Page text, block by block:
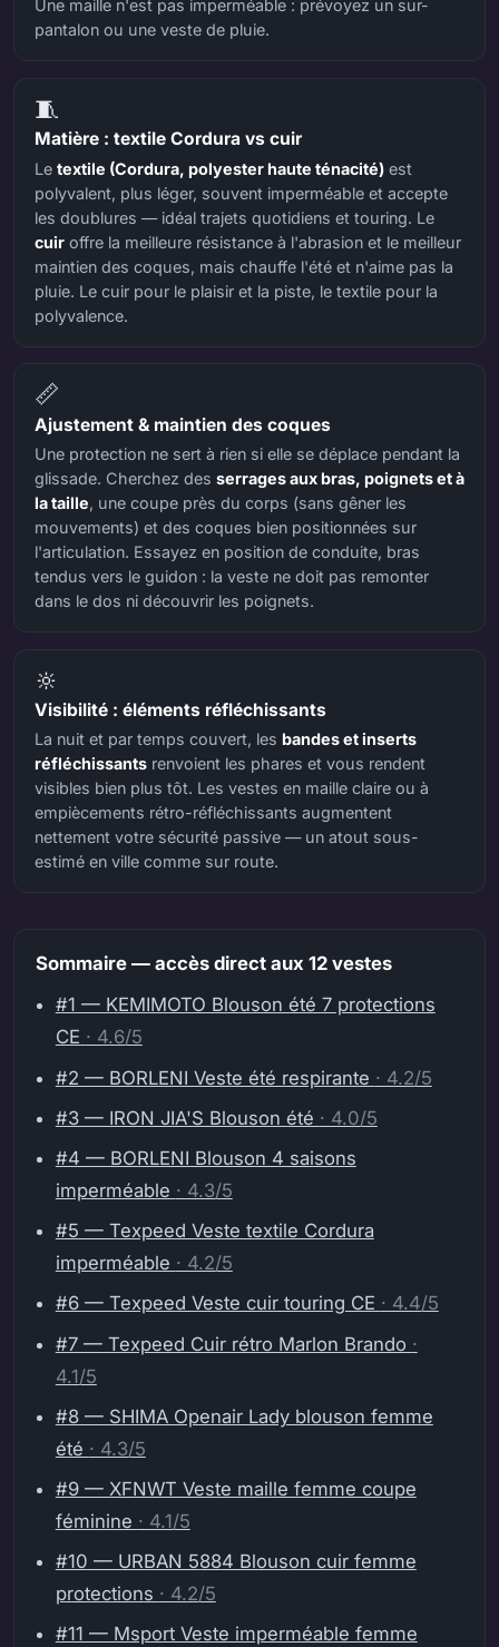
Une maille n'est pas imperméable : prévoyez un sur-
pantalon ou une veste de pluie.
🧵
Matière : textile Cordura vs cuir
Le textile (Cordura, polyester haute ténacité)est
polyvalent, plus léger, souvent imperméable et accepte
les doublures — idéal trajets quotidiens et touring. Le
cuiroffre la meilleure résistance à l'abrasion et le meilleur
maintien des coques, mais chauffe l'été et n'aime pas la
pluie. Le cuir pour le plaisir et la piste, le textile pour la
polyvalence.
📏
Ajustement & maintien des coques
Une protection ne sert à rien si elle se déplace pendant la
glissade. Cherchez des serrages aux bras, poignets et à
la taille, une coupe près du corps (sans gêner les
mouvements) et des coques bien positionnées sur
l'articulation. Essayez en position de conduite, bras
tendus vers le guidon : la veste ne doit pas remonter
dans le dos ni découvrir les poignets.
🔆
Visibilité : éléments réfléchissants
La nuit et par temps couvert, les bandes et inserts
réfléchissantsrenvoient les phares et vous rendent
visibles bien plus tôt. Les vestes en maille claire ou à
empiècements rétro-réfléchissants augmentent
nettement votre sécurité passive — un atout sous-
estimé en ville comme sur route.
Sommaire — accès direct aux 12 vestes
#1 — KEMIMOTO Blouson été 7 protections
CE · 4.6/5
#2 — BORLENI Veste été respirante · 4.2/5
#3 — IRON JIA'S Blouson été · 4.0/5
#4 — BORLENI Blouson 4 saisons
imperméable · 4.3/5
#5 — Texpeed Veste textile Cordura
imperméable · 4.2/5
#6 — Texpeed Veste cuir touring CE · 4.4/5
#7 — Texpeed Cuir rétro Marlon Brando ·
4.1/5
#8 — SHIMA Openair Lady blouson femme
été · 4.3/5
#9 — XFNWT Veste maille femme coupe
féminine · 4.1/5
#10 — URBAN 5884 Blouson cuir femme
protections · 4.2/5
#11 — Msport Veste imperméable femme